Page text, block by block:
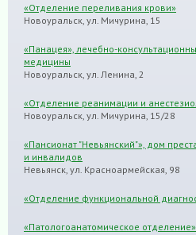
«Отделение переливания крови»
Новоуральск, ул. Мичурина, 15
«Панацея», лечебно-
медицины
Новоуральск, ул. Ленина, 2
«Отделение реанимации и
Новоуральск, ул. Мичурина, 15/28
«Пансионат "Невьянский"», дом
и инвалидов
Невьянск, ул. Красноармейская, 98
«Отделение функциональной
«Патологоанатомическое отделение»